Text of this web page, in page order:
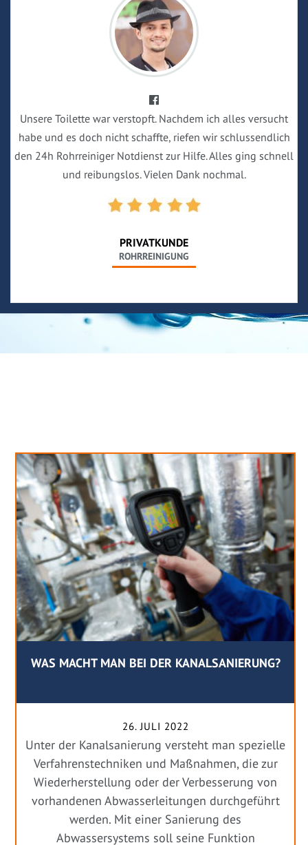
Unsere Toilette war verstopft. Nachdem ich alles versucht
habe und es doch nicht schaffte, riefen wir schlussendlich
den 24h Rohrreiniger Notdienst zur Hilfe. Alles ging schnell
und reibungslos. Vielen Dank nochmal.
PRIVATKUNDE
ROHRREINIGUNG
WAS MACHT MAN BEI DER KANALSANIERUNG?
26. JULI 2022
Unter der Kanalsanierung versteht man spezielle
Verfahrenstechniken und Maßnahmen, die zur
Wiederherstellung oder der Verbesserung von
vorhandenen Abwasserleitungen durchgeführt
werden. Mit einer Sanierung des
Abwassersystems soll seine Funktion